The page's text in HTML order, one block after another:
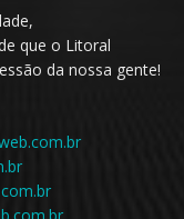
que o Litoral
da nossa gente!